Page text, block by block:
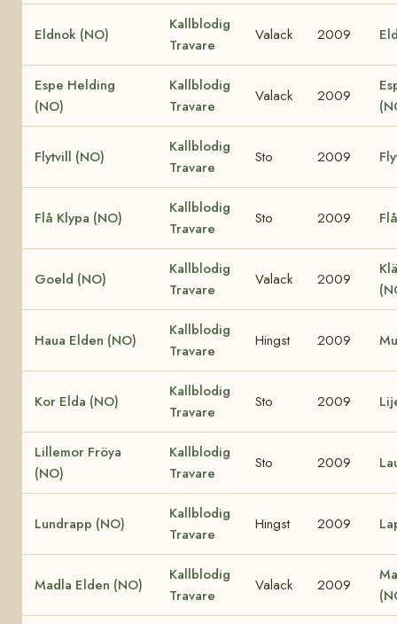
Eldnok (NO)
Kallblodig
Travare
Valack 2009
Espe Helding
(NO)
Kallblodig
Travare
Valack 2009
Flytvill (NO)
Kallblodig
Travare
Sto 2009
Flå Klypa (NO)
Kallblodig
Travare
Sto 2009
Goeld (NO)
Kallblodig
Travare
Valack 2009
Haua Elden (NO)
Kallblodig
Travare
Hingst 2009
Kor Elda (NO)
Kallblodig
Travare
Sto 2009
Lillemor Fröya
(NO)
Kallblodig
Travare
Sto 2009
Lundrapp (NO)
Kallblodig
Travare
Hingst 2009
Madla Elden (NO)
Kallblodig
Travare
Valack 2009